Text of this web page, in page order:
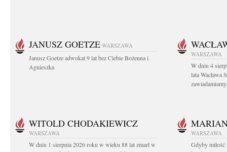
JANUSZ GOETZE WARSZAWA
Janusz Goetze adwokat 9 lat bez Ciebie Bożenna i
Agnieszka
WARSZAWA
W dniu 4
lata Wacława
WITOLD CHODAKIEWICZ
WARSZAWA
W dniu 1 sierpnia 2026 roku w wieku 88 lat zmarł w
WARSZAWA
Gdyby miłość